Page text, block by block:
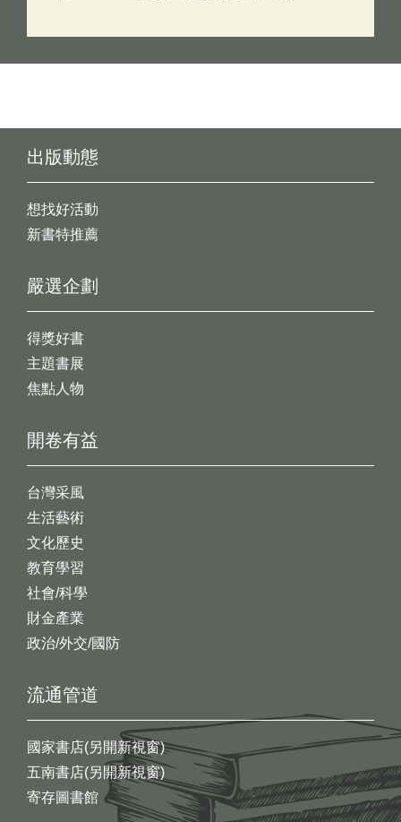
出版動態
想找好活動
新書特推薦
開卷有益
台灣采風
生活藝術
文化歷史
教育學習
社會/科學
財金產業
政治/外交/國防
嚴選企劃
得獎好書
主題書展
焦點人物
流通管道
國家書店(另開新視窗)
五南書店(另開新視窗)
寄存圖書館